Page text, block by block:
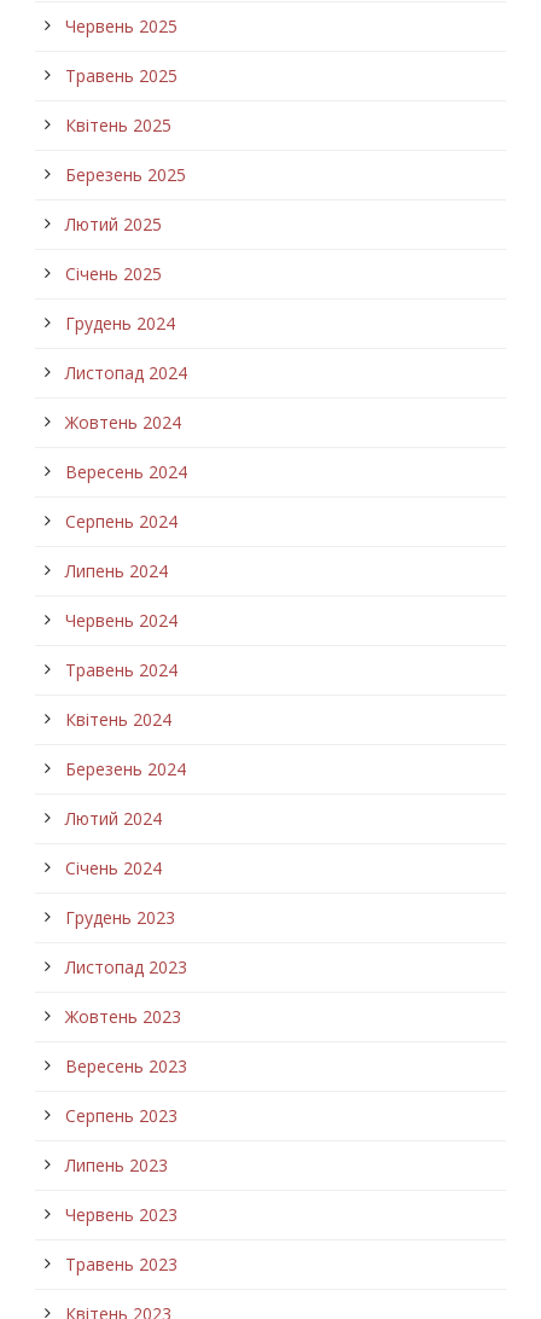
Червень 2025
Травень 2025
Квітень 2025
Березень 2025
Лютий 2025
Січень 2025
Грудень 2024
Листопад 2024
Жовтень 2024
Вересень 2024
Серпень 2024
Липень 2024
Червень 2024
Травень 2024
Квітень 2024
Березень 2024
Лютий 2024
Січень 2024
Грудень 2023
Листопад 2023
Жовтень 2023
Вересень 2023
Серпень 2023
Липень 2023
Червень 2023
Травень 2023
Квітень 2023